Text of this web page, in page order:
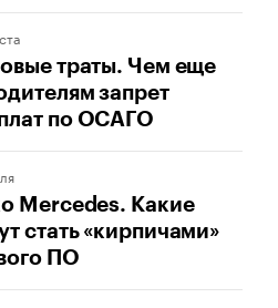
траты. Чем еще
запрет
по ОСАГО
Mercedes. Какие
стать «кирпичами»
ПО